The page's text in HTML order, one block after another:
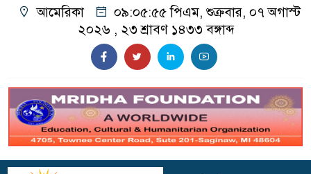
আমেরিকা ০৯:০৫:৫৭ পিএম, শুক্রবার, ০৭ অগাস্ট
২০২৬ , ২৩ শ্রাবণ ১৪৩৩ বঙ্গাব্দ